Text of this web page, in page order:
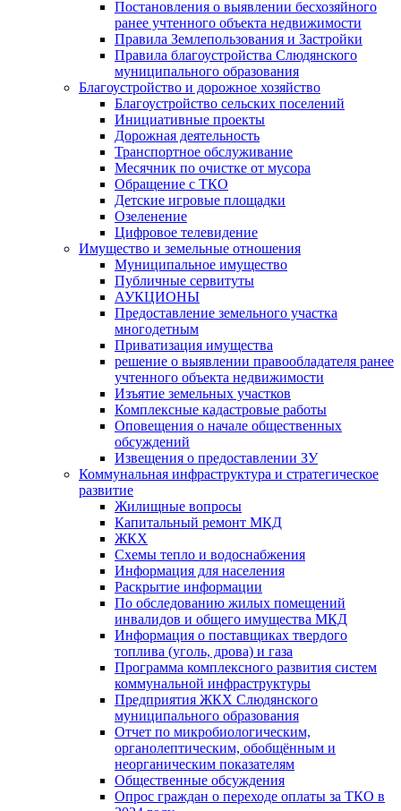
Постановления о выявлении бесхозяйного
ранее учтенного объекта недвижимости
Правила Землепользования и Застройки
Правила благоустройства Слюдянского
муниципального образования
Благоустройство и дорожное хозяйство
Благоустройство сельских поселений
Инициативные проекты
Дорожная деятельность
Транспортное обслуживание
Месячник по очистке от мусора
Обращение с ТКО
Детские игровые площадки
Озеленение
Цифровое телевидение
Имущество и земельные отношения
Муниципальное имущество
Публичные сервитуты
АУКЦИОНЫ
Предоставление земельного участка
многодетным
Приватизация имущества
решение о выявлении правообладателя ранее
учтенного объекта недвижимости
Изъятие земельных участков
Комплексные кадастровые работы
Оповещения о начале общественных
обсуждений
Извещения о предоставлении ЗУ
Коммунальная инфраструктура и стратегическое
развитие
Жилищные вопросы
Капитальный ремонт МКД
ЖКХ
Схемы тепло и водоснабжения
Информация для населения
Раскрытие информации
По обследованию жилых помещений
инвалидов и общего имущества МКД
Информация о поставщиках твердого
топлива (уголь, дрова) и газа
Программа комплексного развития систем
коммунальной инфраструктуры
Предприятия ЖКХ Слюдянского
муниципального образования
Отчет по микробиологическим,
органолептическим, обобщённым и
неорганическим показателям
Общественные обсуждения
Опрос граждан о переходе оплаты за ТКО в